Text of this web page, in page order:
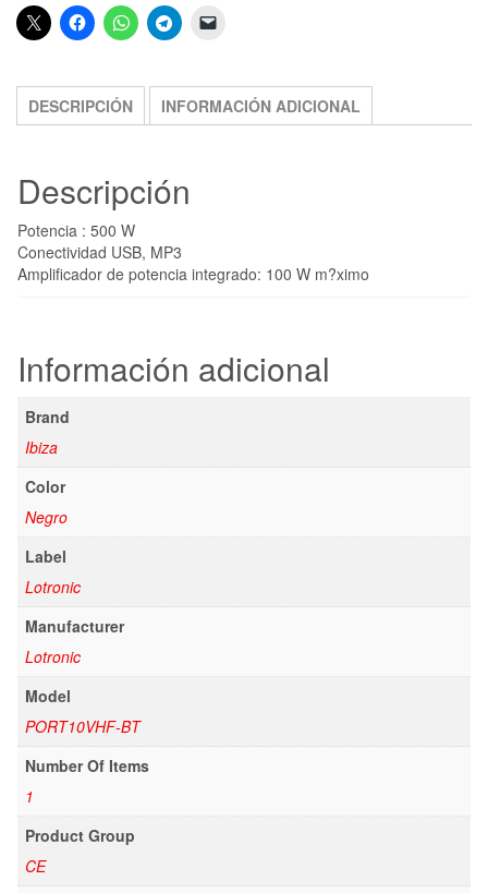
DESCRIPCIÓN INFORMACIÓN ADICIONAL
Descripción
Potencia : 500 W
Conectividad USB, MP3
Amplificador de potencia integrado: 100 W m?ximo
Información adicional
Brand
Ibiza
Color
Negro
Label
Lotronic
Manufacturer
Lotronic
Model
PORT10VHF-BT
Number Of Items
1
Product Group
CE